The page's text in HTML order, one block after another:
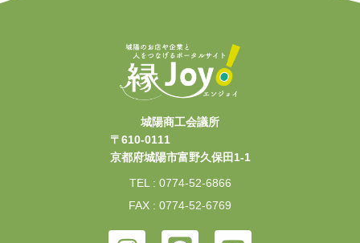
城陽商工会議所
〒610-0111
京都府城陽市富野久保田1-1
TEL : 0774-52-6866
FAX : 0774-52-6769